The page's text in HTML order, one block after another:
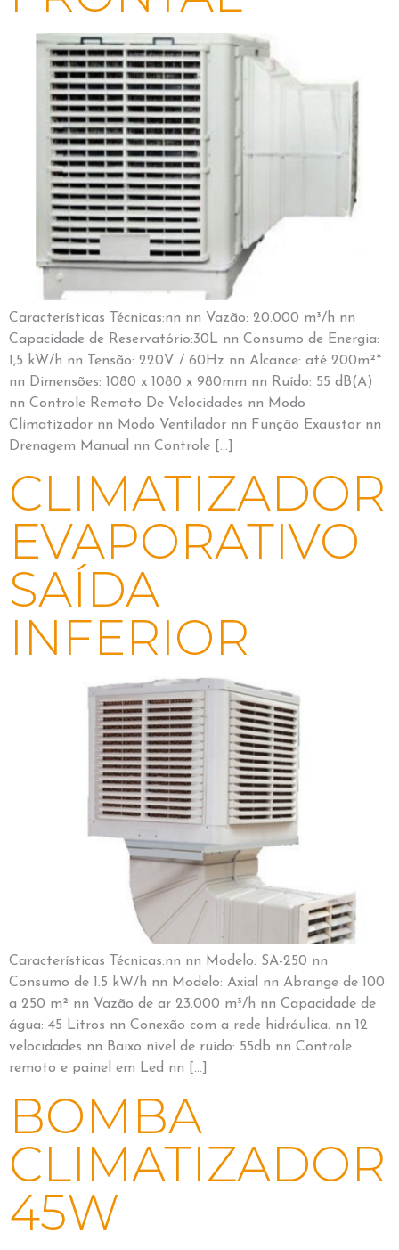
Características Técnicas:nn nn Vazão: 20.000 m³/h nn
Capacidade de Reservatório:30L nn Consumo de Energia:
1,5 kW/h nn Tensão: 220V / 60Hz nn Alcance: até 200m²*
nn Dimensões: 1080 x 1080 x 980mm nn Ruído: 55 dB(A)
nn Controle Remoto De Velocidades nn Modo
Climatizador nn Modo Ventilador nn Função Exaustor nn
Drenagem Manual nn Controle […]
CLIMATIZADOR
EVAPORATIVO
SAÍDA
INFERIOR
Características Técnicas:nn nn Modelo: SA-250 nn
Consumo de 1.5 kW/h nn Modelo: Axial nn Abrange de 100
a 250 m² nn Vazão de ar 23.000 m³/h nn Capacidade de
água: 45 Litros nn Conexão com a rede hidráulica. nn 12
velocidades nn Baixo nível de ruído: 55db nn Controle
remoto e painel em Led nn […]
BOMBA
CLIMATIZADOR
45W